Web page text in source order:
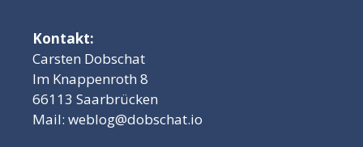
Kontakt:
Carsten Dobschat
Im Knappenroth 8
66113 Saarbrücken
Mail: weblog@dobschat.io